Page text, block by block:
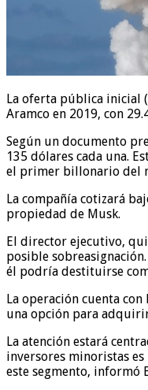
La oferta pública inicial
Aramco en 2019, con
Según un documento
135 dólares cada una.
el primer billonario del
La compañía cotizará
propiedad de Musk.
El director ejecutivo,
posible
él podría destituirse
La operación cuenta
una opción para
La atención estará
inversores minoristas
este segmento, informó